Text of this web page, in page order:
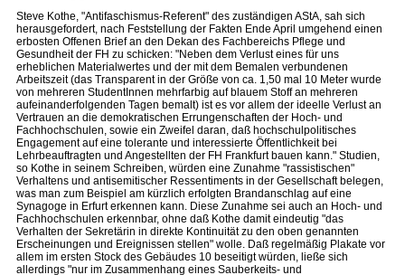
Steve Kothe, "Antifaschismus-Referent" des zuständigen AStA, sah sich
herausgefordert, nach Feststellung der Fakten Ende April umgehend einen
erbosten Offenen Brief an den Dekan des Fachbereichs Pflege und
Gesundheit der FH zu schicken: "Neben dem Verlust eines für uns
erheblichen Materialwertes und der mit dem Bemalen verbundenen
Arbeitszeit (das Transparent in der Größe von ca. 1,50 mal 10 Meter wurde
von mehreren StudentInnen mehrfarbig auf blauem Stoff an mehreren
aufeinanderfolgenden Tagen bemalt) ist es vor allem der ideelle Verlust an
Vertrauen an die demokratischen Errungenschaften der Hoch- und
Fachhochschulen, sowie ein Zweifel daran, daß hochschulpolitisches
Engagement auf eine tolerante und interessierte Öffentlichkeit bei
Lehrbeauftragten und Angestellten der FH Frankfurt bauen kann." Studien,
so Kothe in seinem Schreiben, würden eine Zunahme "rassistischen"
Verhaltens und antisemitischer Ressentiments in der Gesellschaft belegen,
was man zum Beispiel am kürzlich erfolgten Brandanschlag auf eine
Synagoge in Erfurt erkennen kann. Diese Zunahme sei auch an Hoch- und
Fachhochschulen erkennbar, ohne daß Kothe damit eindeutig "das
Verhalten der Sekretärin in direkte Kontinuität zu den oben genannten
Erscheinungen und Ereignissen stellen" wolle. Daß regelmäßig Plakate vor
allem im ersten Stock des Gebäudes 10 beseitigt würden, ließe sich
allerdings "nur im Zusammenhang eines Sauberkeits- und